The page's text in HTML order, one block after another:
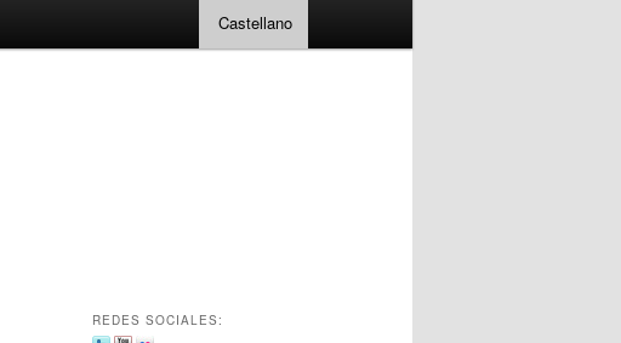
Castellano
REDES SOCIALES: